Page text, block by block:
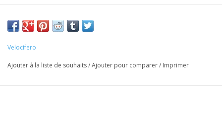
Velocifero
Ajouter à la liste de souhaits/Ajouter pour comparer/ Imprimer